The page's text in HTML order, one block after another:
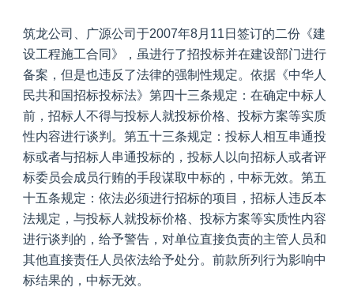
筑龙公司、广源公司于2007年8月11日签订的二份《建
设工程施工合同》，虽进行了招投标并在建设部门进行
备案，但是也违反了法律的强制性规定。依据《中华人
民共和国招标投标法》第四十三条规定：在确定中标人
前，招标人不得与投标人就投标价格、投标方案等实质
性内容进行谈判。第五十三条规定：投标人相互串通投
标或者与招标人串通投标的，投标人以向招标人或者评
标委员会成员行贿的手段谋取中标的，中标无效。第五
十五条规定：依法必须进行招标的项目，招标人违反本
法规定，与投标人就投标价格、投标方案等实质性内容
进行谈判的，给予警告，对单位直接负责的主管人员和
其他直接责任人员依法给予处分。前款所列行为影响中
标结果的，中标无效。